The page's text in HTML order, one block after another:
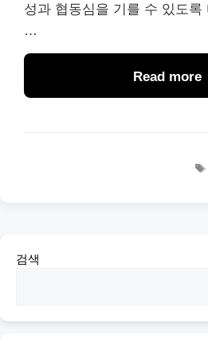
성과 협동심을 기를 수 있도록
…
Read more
검색